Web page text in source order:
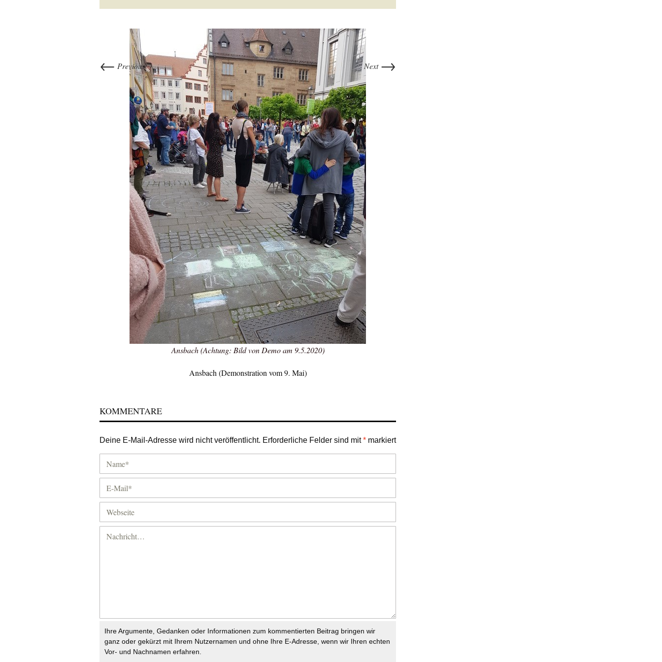
← Previous Next →
Ansbach (Achtung: Bild von Demo am 9.5.2020)
Ansbach (Demonstration vom 9. Mai)
KOMMENTARE
Deine E-Mail-Adresse wird nicht veröffentlicht. Erforderliche Felder sind mit* markiert
Ihre Argumente, Gedanken oder Informationen zum kommentierten Beitrag bringen wir
ganz oder gekürzt mit Ihrem Nutzernamen und ohne Ihre E-Adresse, wenn wir Ihren echten
Vor- und Nachnamen erfahren.